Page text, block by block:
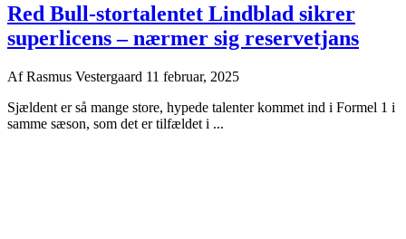
Red Bull-stortalentet Lindblad sikrer
superlicens – nærmer sig reservetjans
AfRasmus Vestergaard 11 februar, 2025
Sjældent er så mange store, hypede talenter kommet ind i Formel 1 i
samme sæson, som det er tilfældet i ...